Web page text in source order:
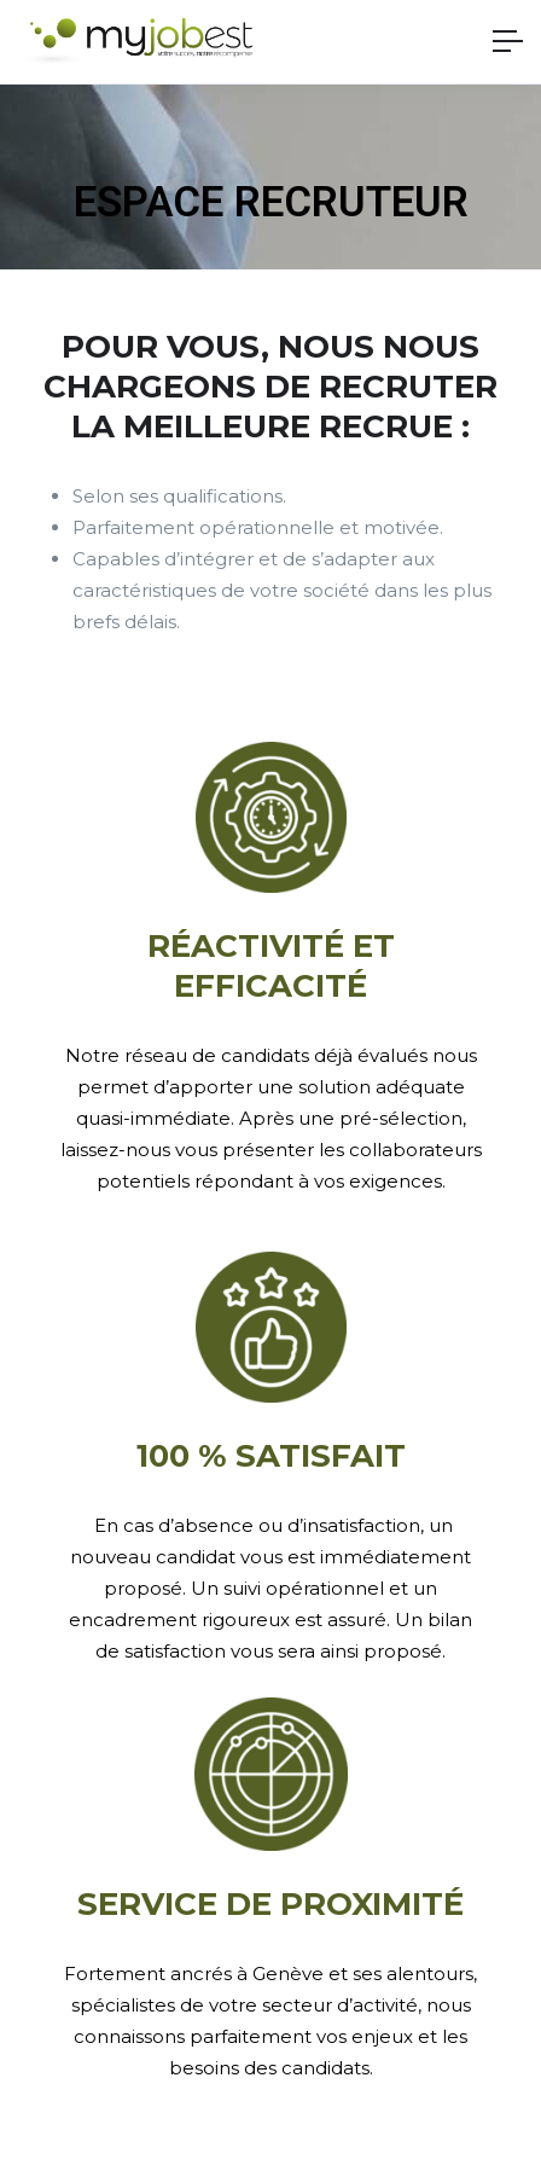
ESPACE RECRUTEUR
POUR VOUS, NOUS NOUS
CHARGEONS DE RECRUTER
LA MEILLEURE RECRUE :
Selon ses qualifications.
Parfaitement opérationnelle et motivée.
Capables d’intégrer et de s’adapter aux
caractéristiques de votre société dans les plus
brefs délais.
RÉACTIVITÉ ET
EFFICACITÉ
Notre réseau de candidats déjà évalués nous
permet d’apporter une solution adéquate
quasi-immédiate. Après une pré-sélection,
laissez-nous vous présenter les collaborateurs
potentiels répondant à vos exigences.
100 % SATISFAIT
En cas d’absence ou d’insatisfaction, un
nouveau candidat vous est immédiatement
proposé. Un suivi opérationnel et un
encadrement rigoureux est assuré. Un bilan
de satisfaction vous sera ainsi proposé.
SERVICE DE PROXIMITÉ
Fortement ancrés à Genève et ses alentours,
spécialistes de votre secteur d’activité, nous
connaissons parfaitement vos enjeux et les
besoins des candidats.